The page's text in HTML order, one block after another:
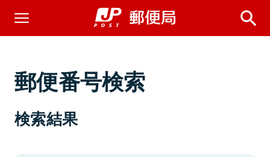
郵便番号検索
検索結果